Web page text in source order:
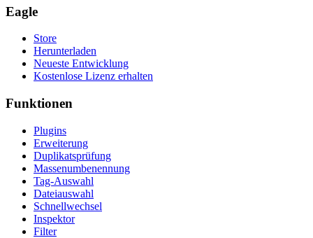
Eagle
Store
Herunterladen
Neueste Entwicklung
Kostenlose Lizenz erhalten
Funktionen
Plugins
Erweiterung
Duplikatsprüfung
Massenumbenennung
Tag-Auswahl
Dateiauswahl
Schnellwechsel
Inspektor
Filter